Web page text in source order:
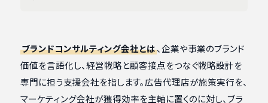
ブランドコンサルティング会社とは、企業や事業のブランド
価値を言語化し、経営戦略と顧客接点をつなぐ戦略設計を
専門に担う支援会社を指します。広告代理店が施策実行を、
マーケティング会社が獲得効率を主軸に置くのに対し、ブラ